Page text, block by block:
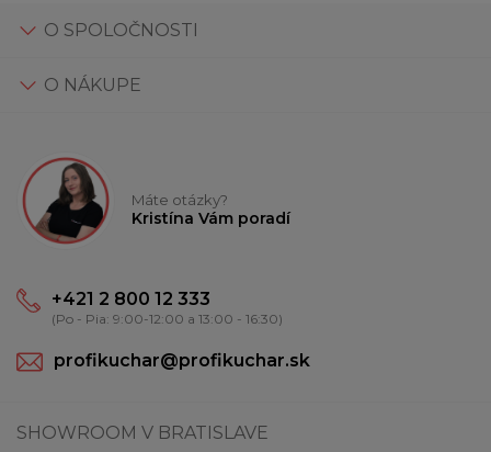
O SPOLOČNOSTI
O NÁKUPE
Máte otázky?
Kristína Vám poradí
+421 2 800 12 333
(Po - Pia: 9:00-12:00 a 13:00 - 16:30)
profikuchar@profikuchar.sk
SHOWROOM V BRATISLAVE